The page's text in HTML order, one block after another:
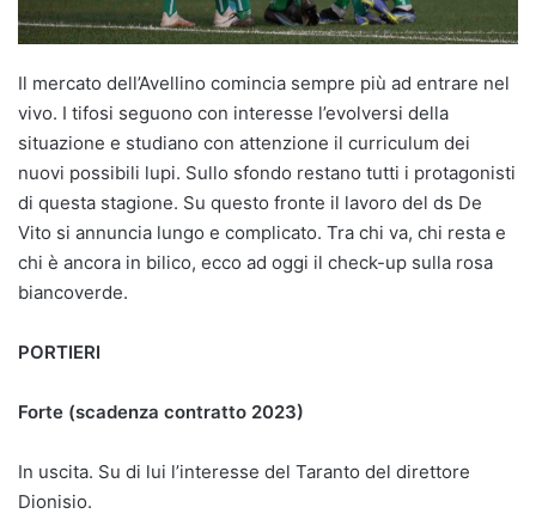
Il mercato dell’Avellino comincia sempre più ad entrare nel
vivo. I tifosi seguono con interesse l’evolversi della
situazione e studiano con attenzione il curriculum dei
nuovi possibili lupi. Sullo sfondo restano tutti i protagonisti
di questa stagione. Su questo fronte il lavoro del ds De
Vito si annuncia lungo e complicato. Tra chi va, chi resta e
chi è ancora in bilico, ecco ad oggi il check-up sulla rosa
biancoverde.
PORTIERI
Forte (scadenza contratto 2023)
In uscita. Su di lui l’interesse del Taranto del direttore
Dionisio.